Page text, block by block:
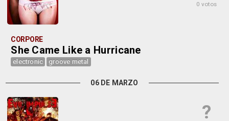
0 votos
CORPORE
She Came Like a Hurricane
electronic groove metal
06 DE MARZO
?